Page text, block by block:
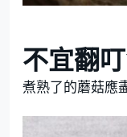
不宜翻
煮熟了的蘑菇應